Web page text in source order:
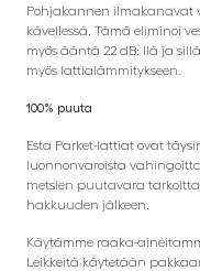
Pohjakannen ilmakanavat
kävellessä. Tämä eliminoi
myös ääntä 22 dB: llä ja
myös lattialämmitykseen.
100% puuta
Esta Parket-lattiat ovat
luonnonvaroista
metsien puutavara
hakkuuden jälkeen.
Käytämme raaka-
Leikkeitä käytetään